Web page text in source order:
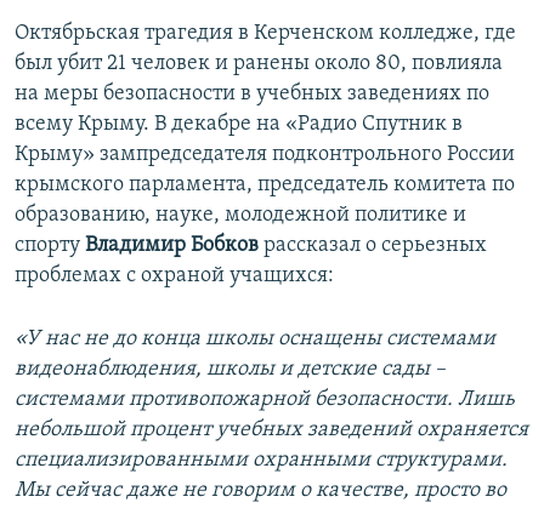
Октябрьская трагедия в Керченском колледже, где
был убит 21 человек и ранены около 80, повлияла
на меры безопасности в учебных заведениях по
всему Крыму. В декабре на «Радио Спутник в
Крыму» зампредседателя подконтрольного России
крымского парламента, председатель комитета по
образованию, науке, молодежной политике и
спорту Владимир Бобков рассказал о серьезных
проблемах с охраной учащихся:
«У нас не до конца школы оснащены системами
видеонаблюдения, школы и детские сады –
системами противопожарной безопасности. Лишь
небольшой процент учебных заведений охраняется
специализированными охранными структурами.
Мы сейчас даже не говорим о качестве, просто во